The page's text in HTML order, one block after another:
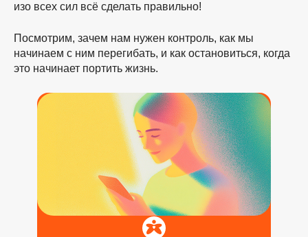
изо всех сил всё сделать правильно!
Посмотрим, зачем нам нужен контроль, как мы
начинаем с ним перегибать, и как остановиться, когда
это начинает портить жизнь.